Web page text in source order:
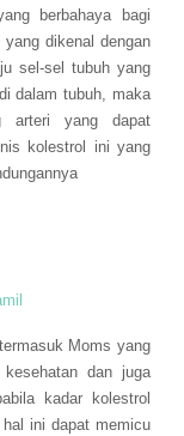
berbahaya bagi
dikenal dengan
sel-sel tubuh yang
dalam tubuh, maka
arteri yang dapat
kolestrol ini yang
Moms yang
dan juga
kadar kolestrol
ini dapat memicu